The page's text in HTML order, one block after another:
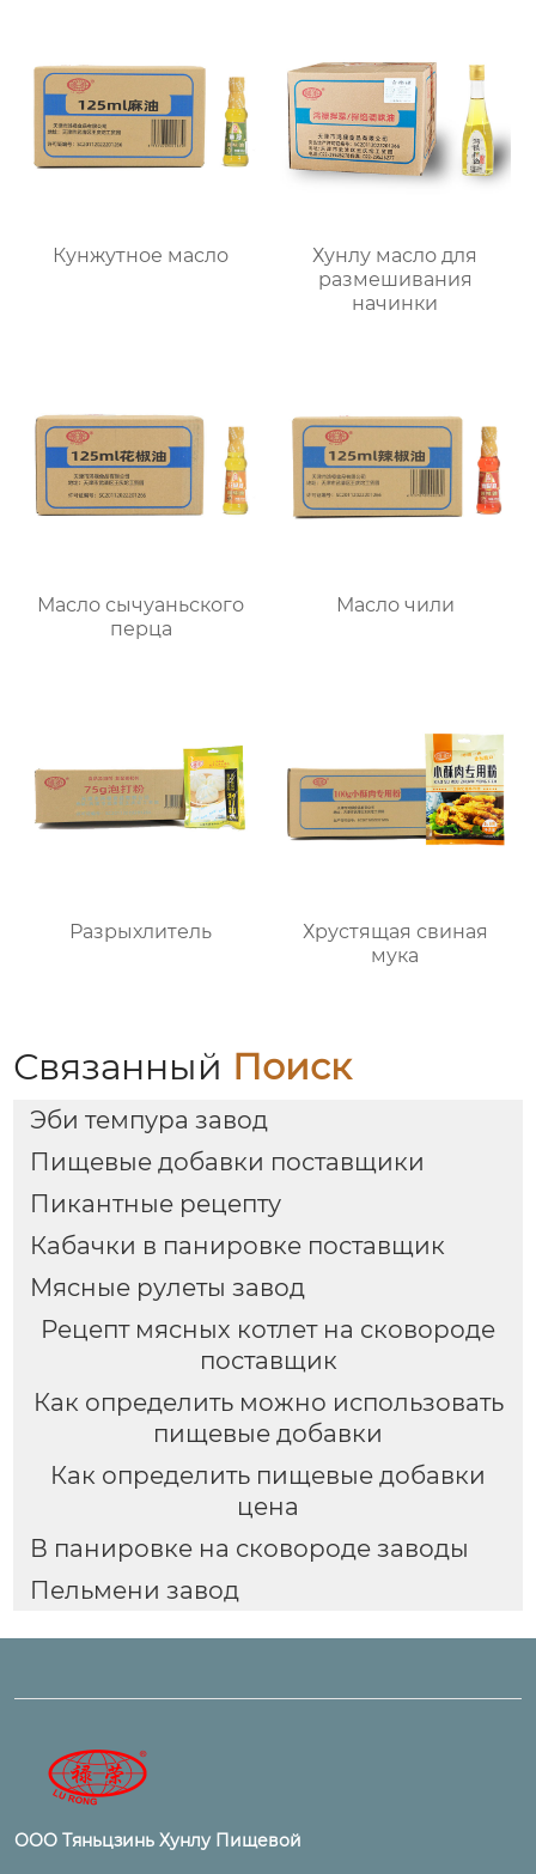
Кунжутное масло
Хунлу масло для
размешивания
начинки
Масло сычуаньского
перца
Масло чили
Разрыхлитель
Хрустящая свиная
мука
Связанный Поиск
Эби темпура завод
Пищевые добавки поставщики
Пикантные рецепту
Кабачки в панировке поставщик
Мясные рулеты завод
Рецепт мясных котлет на сковороде
поставщик
Как определить можно использовать
пищевые добавки
Как определить пищевые добавки
цена
В панировке на сковороде заводы
Пельмени завод
ООО Тяньцзинь Хунлу Пищевой